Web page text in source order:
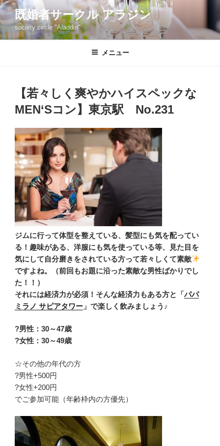
コ
ン
テ
ン
既婚者サークル アラジン
society circle "Aladdin"
メニュー
【若々しく爽やかハイスペックな
MEN‘Sコン】東京駅 No.231
ジムに行って体型を整えている、髪型にも気を配ってい
る！趣味がある、洋服にも気を使っている等、見た目を
気にして自分磨きをされている方って若々しくて素敵
ですよね。（前回もお題に沿った素敵な男性ばかりでし
た！！）
それには経済力が必須！そんな経済力もある方と「パパ
ミラノ サピアタワー 」で楽しく飲みましょう♪
?男性：30～47歳
?女性：30～49歳
☆その他の年代の方
?男性+500円
?女性+200円
でご参加可能（年齢枠内の方優先）